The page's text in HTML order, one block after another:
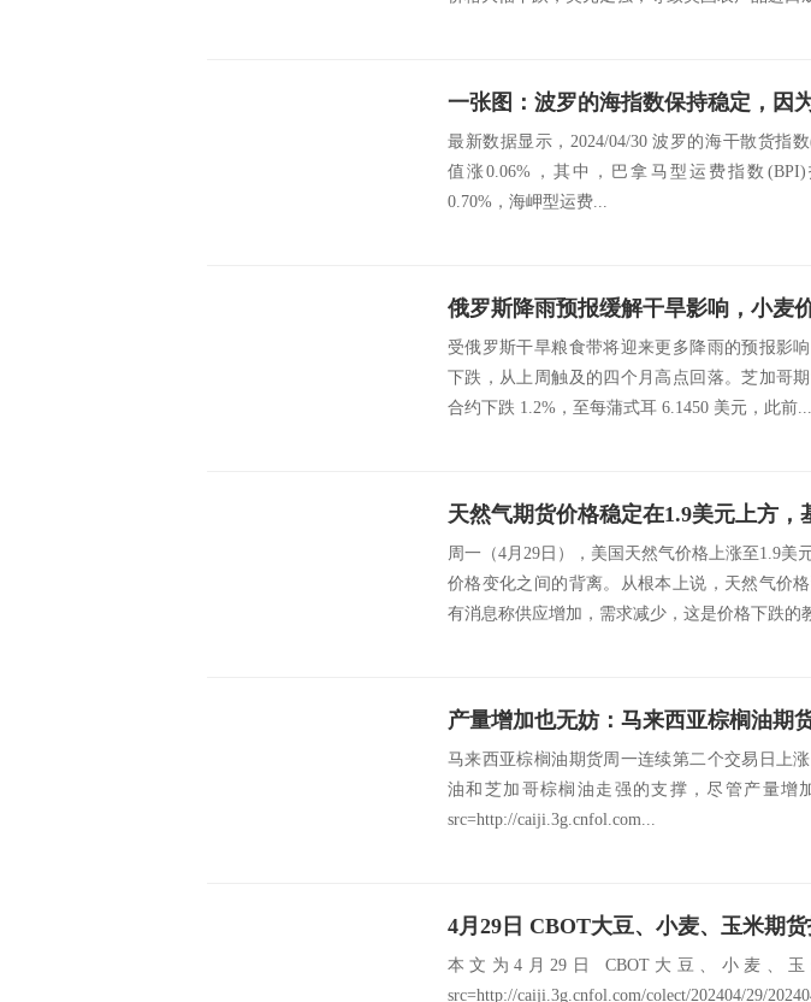
最新数据显示，2024/04/30 波罗的海干散货指
值涨0.06%，其中，巴拿马型运费指数
0.70%，海岬型运费...
俄罗斯降雨预报缓解干旱影响，小麦
受俄罗斯干旱粮食带将迎来更多降雨的预报影
下跌，从上周触及的四个月高点回落。芝加哥
合约下跌 1.2%，至每蒲式耳 6.1450 美元，此前...
天然气期货价格稳定在1.9美元上方，
周一（4月29日），美国天然气价格上涨至1.9美
价格变化之间的背离。从根本上说，天然气价
有消息称供应增加，需求减少，这是价格下跌的
马来西亚棕榈油期货周一连续第二个交易日上
油和芝加哥棕榈油走强的支撑，尽管产量增
src=http://caiji.3g.cnfol.com...
4月29日 CBOT大豆、小麦、玉米期
本文为4月29日 CBOT大豆、小麦、玉
src=http://caiji.3g.cnfol.com/colect/202404/29/